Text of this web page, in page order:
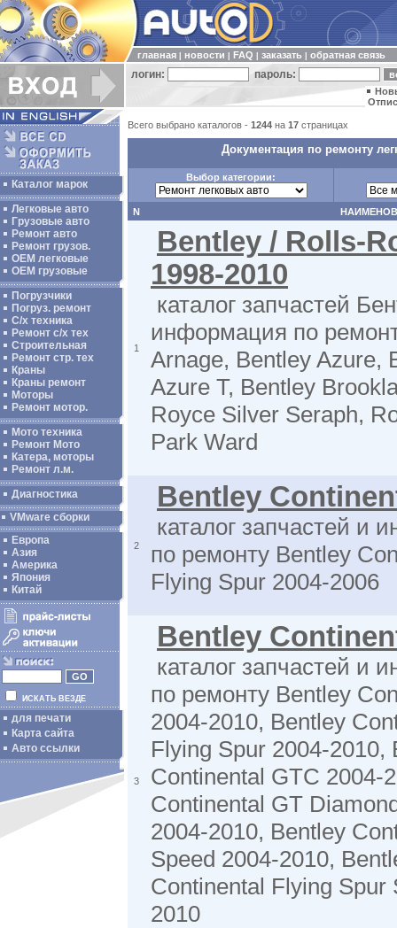
главная новости FAQ заказать обратная связь
логин: пароль:
Каталог марок
Легковые авто
Грузовые авто
Ремонт авто
Ремонт грузов.
ОЕМ легковые
OEM грузовые
Погрузчики
Погруз. ремонт
С/х техника
Ремонт с/х тех
Строительная
Ремонт стр. тех
Краны
Краны ремонт
Моторы
Ремонт мотор.
Мото техника
Ремонт Мото
Катера, моторы
Ремонт л.м.
Диагностика
VMware сборки
Европа
Азия
Америка
Япония
Китай
ИСКАТЬ ВЕЗДЕ
для печати
Карта сайта
Авто ссылки
Всего выбрано каталогов - 1244 на 17 страницах
Документация по ремонту
Выбор категории:
N
1
Bentley / Rolls-
1998-2010
каталог запчастей
информация по
Arnage, Bentley Azure,
Azure T, Bentley
Royce Silver Seraph,
Park Ward
2
Bentley
каталог запчастей и
по ремонту Bentley
Flying Spur 2004-2006
3
Bentley
каталог запчастей и
по ремонту Bentley
2004-2010, Bentley
Flying Spur 2004-2010,
Continental GTC 2004-
Continental GT
2004-2010, Bentley
Speed 2004-2010,
Continental Flying Spur
2010